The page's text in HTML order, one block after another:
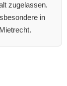
zugelassen.
in